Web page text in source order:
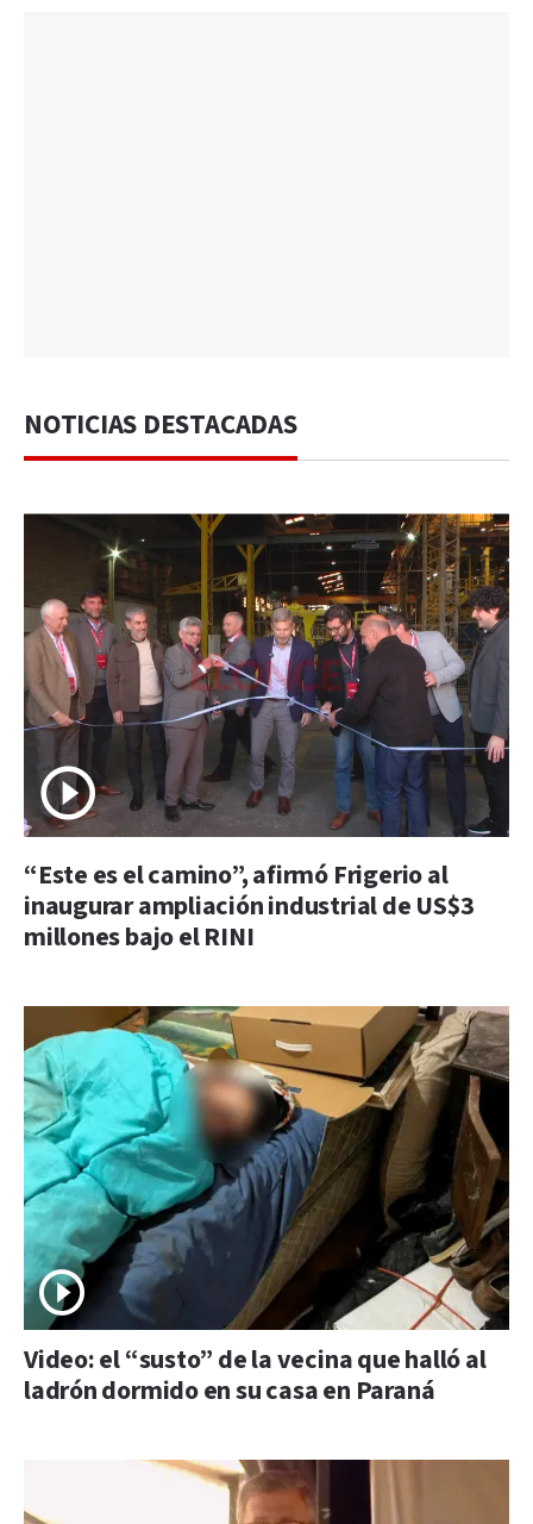
NOTICIAS DESTACADAS
“Este es el camino”, afirmó Frigerio al
inaugurar ampliación industrial de US$3
millones bajo el RINI
Video: el “susto” de la vecina que halló al
ladrón dormido en su casa en Paraná